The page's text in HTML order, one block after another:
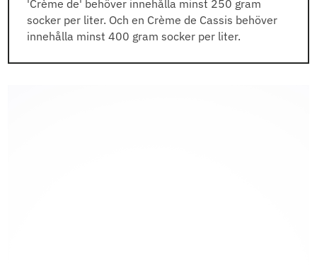
'Crème de' behöver innehålla minst 250 gram
socker per liter. Och en Crème de Cassis behöver
innehålla minst 400 gram socker per liter.